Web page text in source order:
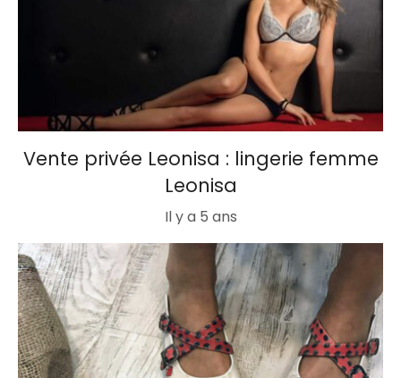
Vente privée Leonisa : lingerie femme
Leonisa
Il y a 5 ans